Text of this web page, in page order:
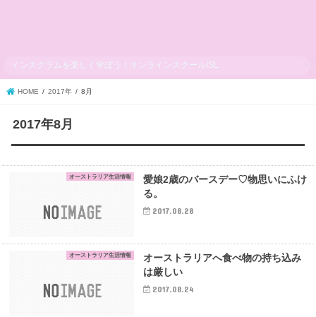
インスグラムを楽しく学ぼう！オンラインスクールISL
HOME 2017年 8月
2017年8月
オーストラリア生活情報
愛娘2歳のバースデー♡物思いにふけ
る。
2017.08.28
オーストラリア生活情報
オーストラリアへ食べ物の持ち込み
は厳しい
2017.08.24